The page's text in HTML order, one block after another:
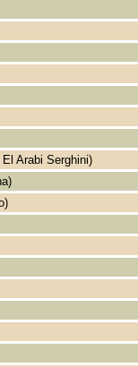
Arabi Serghini)